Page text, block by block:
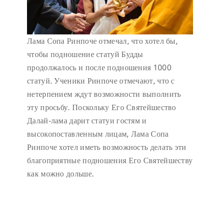
Лама Сопа Ринпоче отмечал, что хотел бы,
чтобы подношение статуй Будды
продолжалось и после подношения 1000
статуй. Ученики Ринпоче отмечают, что с
нетерпением ждут возможности выполнить
эту просьбу. Поскольку Его Святейшество
Далай-лама дарит статуи гостям и
высокопоставленным лицам, Лама Сопа
Ринпоче хотел иметь возможность делать эти
благоприятные подношения Его Святейшеству
как можно дольше.